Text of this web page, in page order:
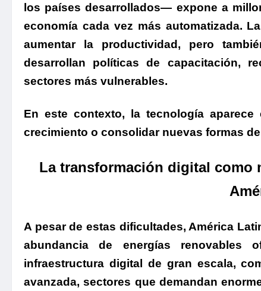
los países desarrollados— expone a
economía cada vez más automatizada.
aumentar la productividad, pero
desarrollan políticas de capacitación,
sectores más vulnerables.
En este contexto, la tecnología
crecimiento o consolidar nuevas formas
La transformación digital como
A pesar de estas dificultades, América
abundancia de energías renovables
infraestructura digital de gran escala,
avanzada, sectores que demandan